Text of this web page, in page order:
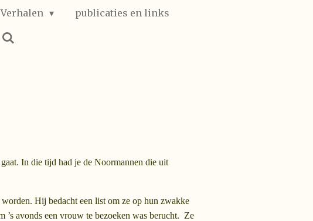
Verhalen publicaties en links
In die tijd had je de Noormannen die uit
Hij bedacht een list om ze op hun zwakke
avonds een vrouw te bezoeken was berucht. Ze